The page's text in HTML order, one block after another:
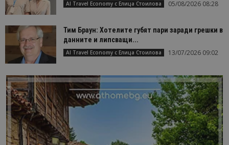
AI Travel Economy с Елица Стоилова 05/08/2026 08:28
Тим Браун: Хотелите губят пари заради грешки в
данните и липсващи...
AI Travel Economy с Елица Стоилова 13/07/2026 09:02